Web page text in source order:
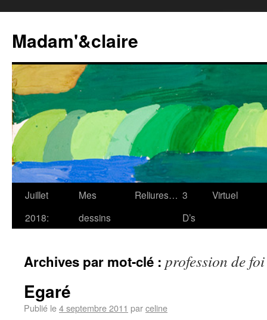
Madam'&claire
Juillet
2018:
Mes
dessins
Reliures… 3
D’s
Virtuel
Archives par mot-clé : profession de foi
Egaré
Publié le4 septembre 2011 parceline